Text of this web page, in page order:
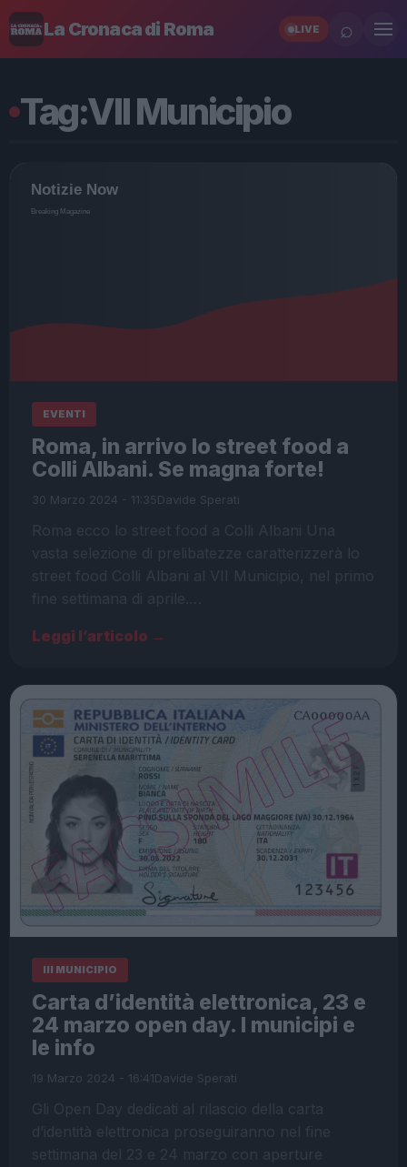
La Cronaca di Roma LIVE ⌕
Tag:VII Municipio
EVENTI
Roma, in arrivo lo street food a
Colli Albani. Se magna forte!
30 Marzo 2024 - 11:35Davide Sperati
Roma ecco lo street food a Colli Albani Una
vasta selezione di prelibatezze caratterizzerà lo
street food Colli Albani al VII Municipio, nel primo
fine settimana di aprile.…
Leggi l’articolo →
III MUNICIPIO
Carta d’identità elettronica, 23 e
24 marzo open day. I municipi e
le info
19 Marzo 2024 - 16:41Davide Sperati
Gli Open Day dedicati al rilascio della carta
d’identità elettronica proseguiranno nel fine
settimana del 23 e 24 marzo con aperture